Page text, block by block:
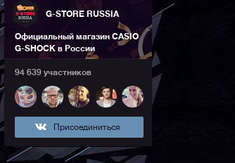
G-STORE RUSSIA
Официальный магазин CASIO
G-SHOCK в России
94 639 участников
Присоединиться